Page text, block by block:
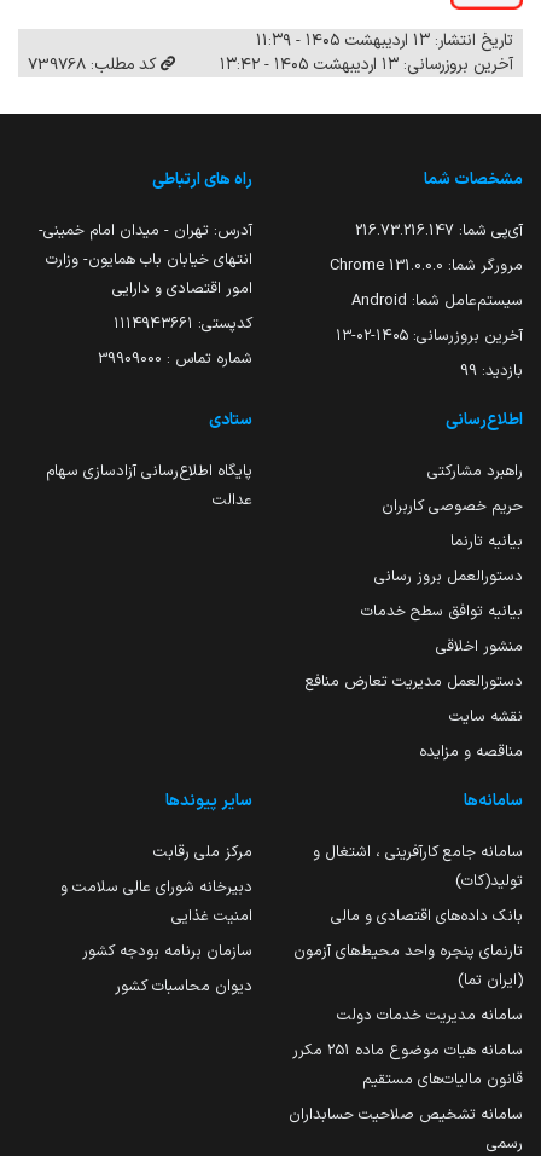
تاریخ انتشار: ۱۳ اردیبهشت ۱۴۰۵ - ۱۱:۳۹
آخرین بروزرسانی: ۱۳ اردیبهشت ۱۴۰۵ - ۱۳:۴۲
کد مطلب: 739768
مشخصات شما
آی‌پی شما: 216.73.216.147
مرورگر شما: 131.0.0.0 Chrome
سیستم‌عامل شما: Android
آخرین بروزرسانی: ۱۴۰۵-۰۲-۱۳
بازدید: 99
راه های ارتباطی
آدرس: تهران - میدان امام خمینی-
انتهای خیابان باب همایون- وزارت
امور اقتصادی و دارایی
کدپستی: ۱۱۱۴۹۴۳۶۶۱
شماره تماس : 39909000
اطلاع‌رسانی
راهبرد مشارکتی
حریم خصوصی کاربران
بیانیه تارنما
دستورالعمل بروز رسانی
بیانیه توافق سطح خدمات
منشور اخلاقی
دستورالعمل مدیریت تعارض منافع
نقشه سایت
مناقصه و مزایده
ستادی
پایگاه اطلاع‌رسانی آزادسازی سهام
عدالت
سامانه‌ها
سامانه جامع کارآفرینی ، اشتغال و
تولید(کات)
بانک داده‌های اقتصادی و مالی
تارنمای پنجره واحد محیط‌های آزمون
(ایران تما)
سامانه مدیریت خدمات دولت
سامانه هیات موضوع ماده 251 مکرر
قانون مالیات‌های مستقیم
سامانه تشخیص صلاحیت حسابداران
رسمی
سایر پیوندها
مرکز ملی رقابت
دبیرخانه شورای عالی سلامت و
امنیت غذایی
سازمان برنامه بودجه کشور
دیوان محاسبات کشور